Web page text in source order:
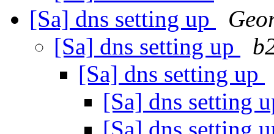
[Sa] dns setting up
[Sa] dns setting up
[Sa] dns setting up
[Sa] dns setting